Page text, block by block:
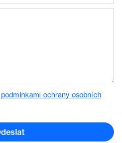
podmínkami ochrany osobních